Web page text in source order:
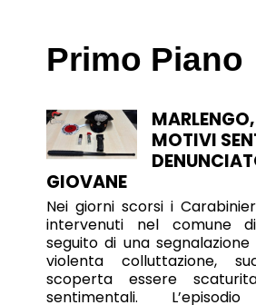
Primo Piano
MARLENGO,
MOTIVI
GIOVANE
Nei giorni scorsi i
intervenuti nel comune
seguito di una
violenta colluttazione,
scoperta essere
sentimentali.